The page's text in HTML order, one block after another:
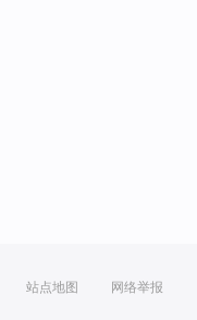
站点地图 网络举报